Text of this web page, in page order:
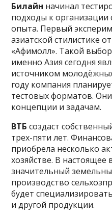
Билайн начинал
подходы к организации
опыта. Первый
азиатской стилистике
«Афимолл». Такой
именно Азия сегодня
источником
году компания
тестовых форматов.
концепции и задачам.
ВТБсоздаст
трех-пяти лет.
приобрела несколько
хозяйстве. В
значительный
производство
будет
и другой продукции.